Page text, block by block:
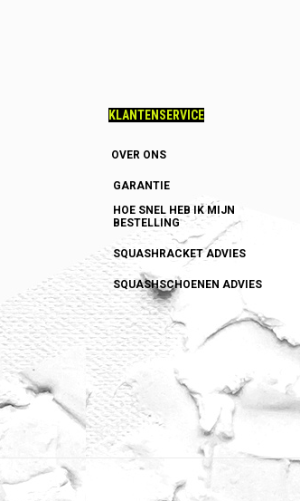
KLANTENSERVICE
OVER ONS
GARANTIE
HOE SNEL HEB IK MIJN
BESTELLING
SQUASHRACKET ADVIES
SQUASHSCHOENEN ADVIES